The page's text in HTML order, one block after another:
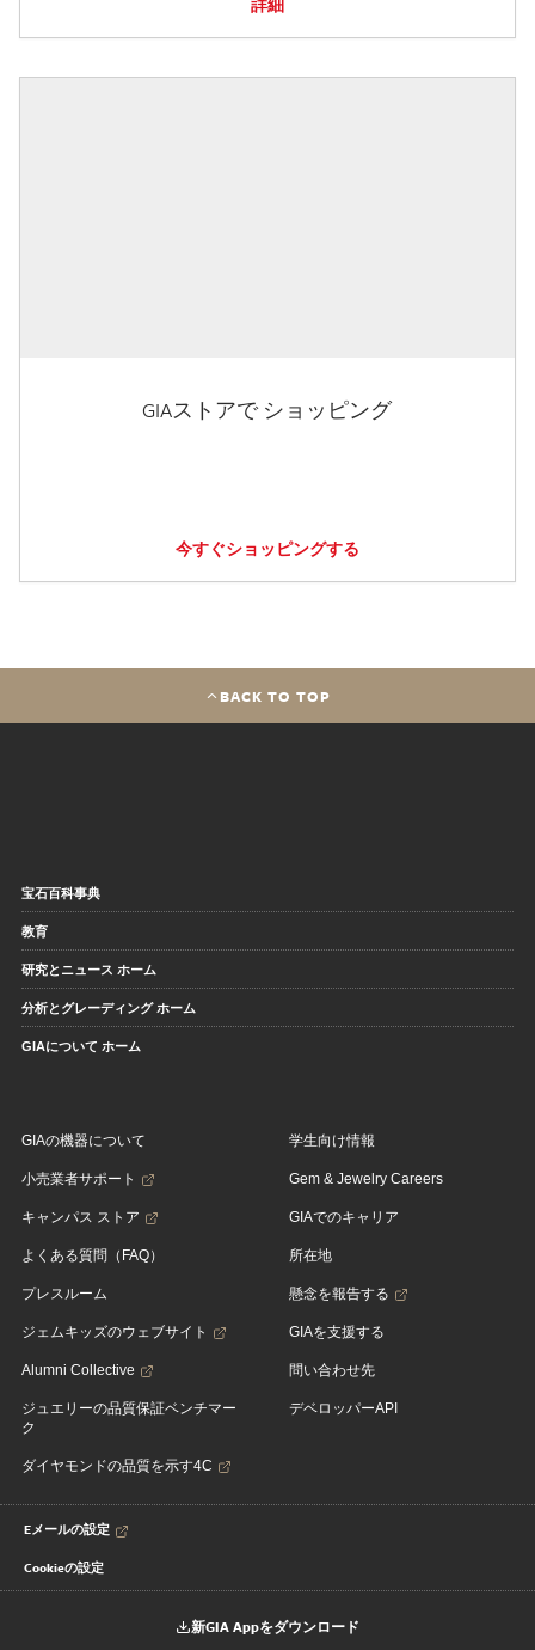
詳細
GIAストアで ショッピング
今すぐショッピングする
BACK TO TOP
宝石百科事典
教育
研究とニュース ホーム
分析とグレーディング ホーム
GIAについて ホーム
GIAの機器について
小売業者サポート
キャンパス ストア
よくある質問（FAQ）
プレスルーム
ジェムキッズのウェブサイト
Alumni Collective
ジュエリーの品質保証ベンチマー
ク
ダイヤモンドの品質を示す4C
学生向け情報
Gem & Jewelry Careers
GIAでのキャリア
所在地
懸念を報告する
GIAを支援する
問い合わせ先
デベロッパーAPI
Eメールの設定
Cookieの設定
新GIA Appをダウンロード